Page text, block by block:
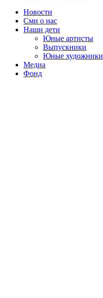
Новости
Сми о нас
Наши дети
Юные артисты
Выпускники
Юные художники
Медиа
Фонд